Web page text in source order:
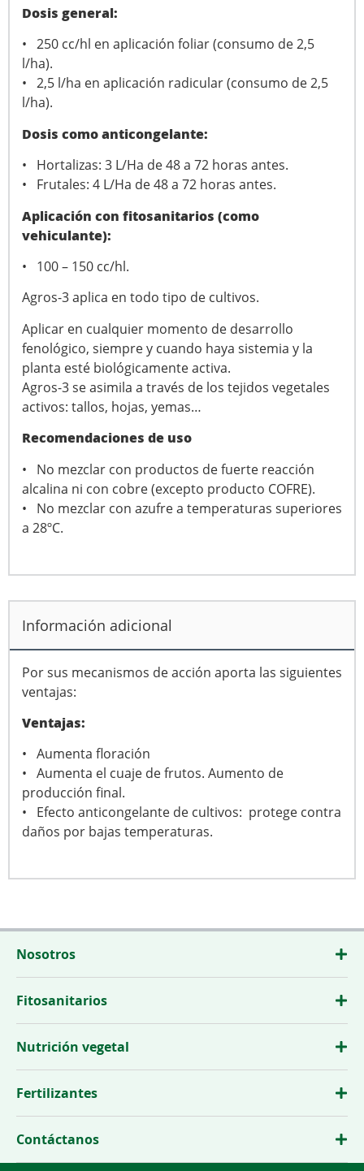
Dosis general:
• 250 cc/hl en aplicación foliar (consumo de 2,5
l/ha).
• 2,5 l/ha en aplicación radicular (consumo de 2,5
l/ha).
Dosis como anticongelante:
• Hortalizas: 3 L/Ha de 48 a 72 horas antes.
• Frutales: 4 L/Ha de 48 a 72 horas antes.
Aplicación con fitosanitarios (como
vehiculante):
• 100 – 150 cc/hl.
Agros-3 aplica en todo tipo de cultivos.
Aplicar en cualquier momento de desarrollo
fenológico, siempre y cuando haya sistemia y la
planta esté biológicamente activa.
Agros-3 se asimila a través de los tejidos vegetales
activos: tallos, hojas, yemas…
Recomendaciones de uso
• No mezclar con productos de fuerte reacción
alcalina ni con cobre (excepto producto COFRE).
• No mezclar con azufre a temperaturas superiores
a 28ºC.
Información adicional
Por sus mecanismos de acción aporta las siguientes
ventajas:
Ventajas:
• Aumenta floración
• Aumenta el cuaje de frutos. Aumento de
producción final.
• Efecto anticongelante de cultivos: protege contra
daños por bajas temperaturas.
Nosotros
Fitosanitarios
Nutrición vegetal
Fertilizantes
Contáctanos